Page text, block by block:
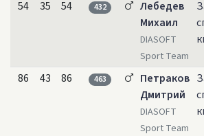
54 35 54 432
Лебедев
Михаил
DIASOFT
Sport Team
86 43 86 463
Петраков
Дмитрий
DIASOFT
Sport Team